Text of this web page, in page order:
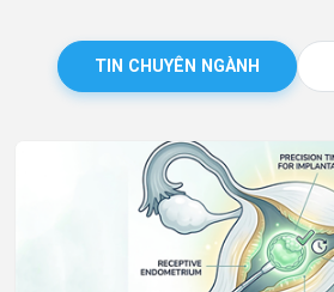
TIN CHUYÊN NGÀNH